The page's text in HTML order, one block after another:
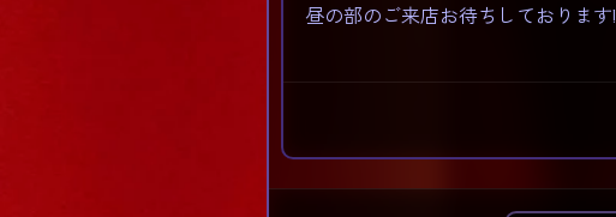
昼の部のご来店お待ちしております!